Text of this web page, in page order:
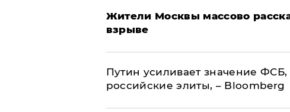
Жители Москвы массово
взрыве
Путин усиливает значение
российские элиты, – Bloomberg